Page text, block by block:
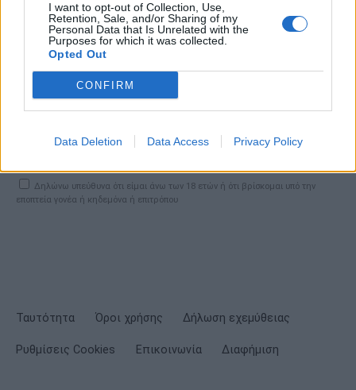
I want to opt-out of Collection, Use,
Retention, Sale, and/or Sharing of my
Personal Data that Is Unrelated with the
Purposes for which it was collected.
Opted Out
CONFIRM
Data Deletion Data Access Privacy Policy
Σημαντικά νέα για την υγεία στο mail σας καθημερινά
ΕΓΓΡΑΦΗ
Έχω διαβάσει, κατανοώ και αποδέχομαι τους όρους χρήσης και τη
Δηλώνω υπεύθυνα ότι είμαι άνω των 18 ετών ή ότι βρίσκομαι υπό την
εποπτεία γονέα ή κηδεμόνα ή επιτρόπου
Ταυτότητα Όροι χρήσης Δήλωση εχεμύθειας
Ρυθμίσεις Cookies Επικοινωνία Διαφήμιση